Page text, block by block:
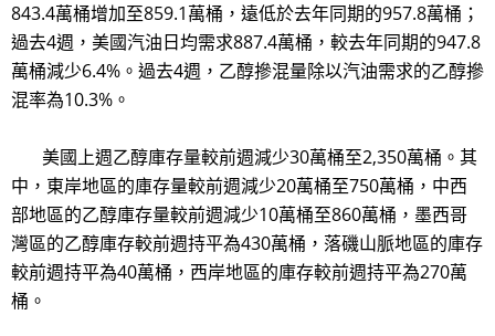
843.4萬桶增加至859.1萬桶，遠低於去年同期的957.8萬桶；
過去4週，美國汽油日均需求887.4萬桶，較去年同期的947.8
萬桶減少6.4%。過去4週，乙醇摻混量除以汽油需求的乙醇摻
混率為10.3%。
美國上週乙醇庫存量較前週減少30萬桶至2,350萬桶。其
中，東岸地區的庫存量較前週減少20萬桶至750萬桶，中西
部地區的乙醇庫存量較前週減少10萬桶至860萬桶，墨西哥
灣區的乙醇庫存較前週持平為430萬桶，落磯山脈地區的庫存
較前週持平為40萬桶，西岸地區的庫存較前週持平為270萬
桶。